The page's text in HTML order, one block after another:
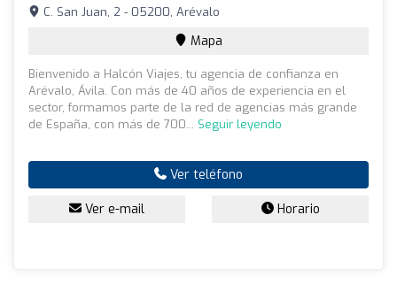
C. San Juan, 2 - 05200, Arévalo
Mapa
Bienvenido a Halcón Viajes, tu agencia de confianza en
Arévalo, Ávila. Con más de 40 años de experiencia en el
sector, formamos parte de la red de agencias más grande
de España, con más de 700... Seguir leyendo
Ver teléfono
Ver e-mail Horario